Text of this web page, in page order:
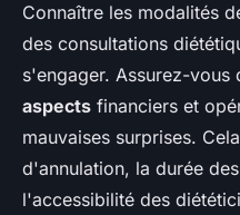
Connaître les modalités
des consultations
s'engager. Assurez-vous
aspects financiers et
mauvaises surprises.
d'annulation, la durée
l'accessibilité des